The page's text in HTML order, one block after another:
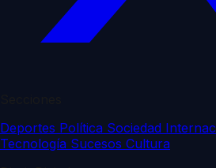
Deportes Política Sociedad
Tecnología Sucesos Cultura